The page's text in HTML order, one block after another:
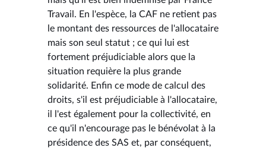
Travail. En l'espèce, la CAF ne retient pas
le montant des ressources de l'allocataire
mais son seul statut ; ce qui lui est
fortement préjudiciable alors que la
situation requière la plus grande
solidarité. Enfin ce mode de calcul des
droits, s'il est préjudiciable à l'allocataire,
il l'est également pour la collectivité, en
ce qu'il n'encourage pas le bénévolat à la
présidence des SAS et, par conséquent,